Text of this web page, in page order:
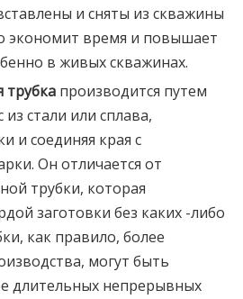
и сняты из скважины
экономит время и повышает
в живых скважинах.
трубка производится путем
стали или сплава,
и соединяя края с
Он отличается от
трубки, которая
заготовки без каких -либо
как правило, более
могут быть
длительных непрерывных